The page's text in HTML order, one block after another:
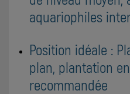
aquariophiles
Position idéale :
plan, plantation
recommandée